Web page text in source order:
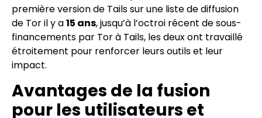
première version de Tails sur une liste de diffusion
de Tor il y a15 ans, jusqu’à l’octroi récent de sous-
financements par Tor à Tails, les deux ont travaillé
étroitement pour renforcer leurs outils et leur
impact.
Avantages de la fusion
pour les utilisateurs et